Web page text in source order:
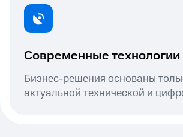
Современные технологии
Бизнес-решения основаны
актуальной технической и